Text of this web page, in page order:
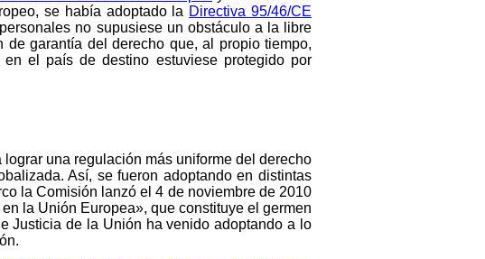
se había adoptado la Directiva 95/46/CE
no supusiese un obstáculo a la libre
garantía del derecho que, al propio tiempo,
el país de destino estuviese protegido por
una regulación más uniforme del derecho
Así, se fueron adoptando en distintas
la Comisión lanzó el 4 de noviembre de 2010
la Unión Europea», que constituye el germen
Justicia de la Unión ha venido adoptando a lo